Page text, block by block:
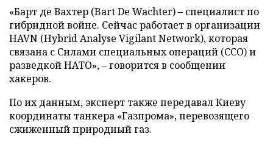
«Барт де Вахтер (Bart De Wachter) – специалист по
гибридной войне. Сейчас работает в организации
HAVN (Hybrid Analyse Vigilant Network), которая
связана с Силами специальных операций (ССО) и
разведкой НАТО», – говорится в сообщении
хакеров.
По их данным, эксперт также передавал Киеву
координаты танкера «Газпрома», перевозящего
сжиженный природный газ.